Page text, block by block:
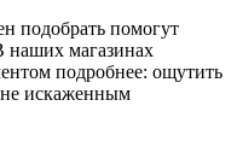
подобрать помогут
наших магазинах
подробнее: ощутить
не искаженным